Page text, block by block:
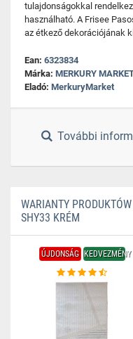
tulajdonságokkal
használható. A Frisee
az étkező dekorációjának
Ean: 6323834
Márka: MERKURY
Eladó: MerkuryMarket
További
WARIANTY
SHY33 KRÉM
ÚJDONSÁG KEDVEZMÉNY